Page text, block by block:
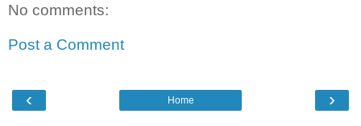
No comments:
Post a Comment
‹ ›
Home